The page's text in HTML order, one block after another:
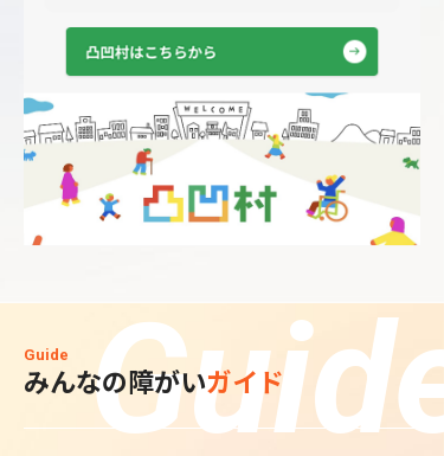
ころから ──児童発達支援の
「chouchou」についても聞かせてくださ
い。 発達に遅れのある子が、みんなと同
じ経験をしないまま小学校に上がって、
不安になる。親御さんは、わが子の運動
会を一度も見ないまま、子育ての時期が
過ぎていく。「障がいがあるから、普通
の体験ができない」。それが当たり前に
なっていました。 だからchouchouは、
って、園歌もあります。子どものころ
も、大人になってからも、人生のどの段
階にも選べる道がある。その状態を全国
でつくるために取り組んでいます。 「み
んなの障がい」を立ち上げた理由 ──こ
のサイト「みんなの障がい」も、ワンラ
表」などをつかって、自分の精神の状態
を正しく理解する「心理教育」をおこな
うこともあります。 薬物治療では、症状
を抑えるために気分安定薬と抗精神病薬
を使用します。双極性障がいはとても再
発しやすい病気なので多くの方は規則正
しい生活を送るように心がけながら長期
にわたって薬と付き合い続ける必要があ
ります。
Guide
みんなの障がいガイド